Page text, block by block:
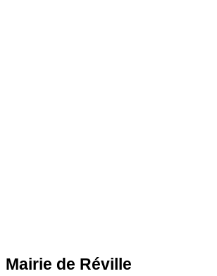
Mairie de Réville